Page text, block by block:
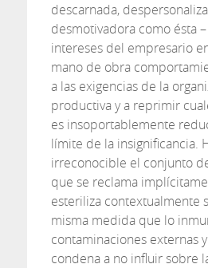
descarnada,
desmotivadora como ésta
intereses del empresario
mano de obra
a las exigencias de la
productiva y a reprimir
es insoportablemente
límite de la insignificancia.
irreconocible el conjunto
que se reclama
esteriliza contextualmente
misma medida que lo
contaminaciones externas
condena a no influir sobre